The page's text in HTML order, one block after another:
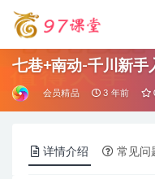
七巷+南动-千川新手
会员精品 3 年前
详情介绍 常见问